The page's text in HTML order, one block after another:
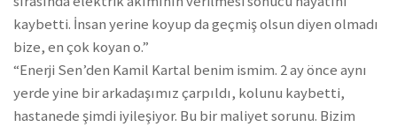
kaybetti. İnsan yerine koyup da geçmiş olsun diyen olmadı
bize, en çok koyan o.”
“Enerji Sen’den Kamil Kartal benim ismim. 2 ay önce aynı
yerde yine bir arkadaşımız çarpıldı, kolunu kaybetti,
hastanede şimdi iyileşiyor. Bu bir maliyet sorunu. Bizim